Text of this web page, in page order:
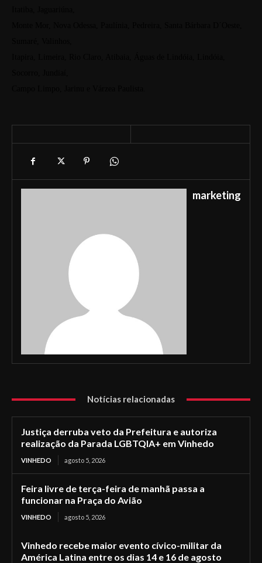
marketing
Notícias relacionadas
Justiça derruba veto da Prefeitura e autoriza
realização da Parada LGBTQIA+ em Vinhedo
VINHEDO agosto 5, 2026
Feira livre de terça-feira de manhã passa a
funcionar na Praça do Avião
VINHEDO agosto 5, 2026
Vinhedo recebe maior evento cívico-militar da
América Latina entre os dias 14 e 16 de agosto